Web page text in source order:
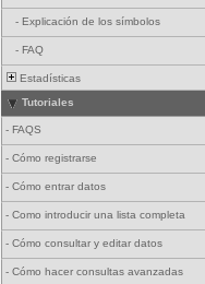
- Explicación de los símbolos
- FAQ
Estadísticas
Tutoriales
- FAQS
- Cómo registrarse
- Cómo entrar datos
- Como introducir una lista completa
- Cómo consultar y editar datos
- Cómo hacer consultas avanzadas